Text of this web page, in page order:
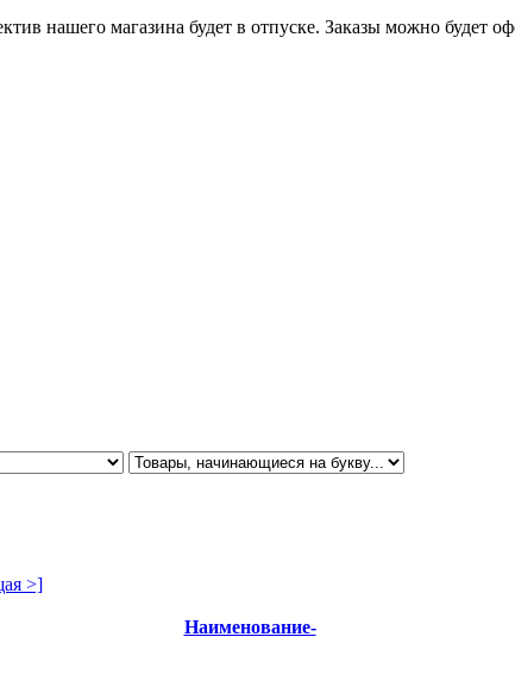
нашего магазина будет в отпуске. Заказы можно будет
>]
Наименование-